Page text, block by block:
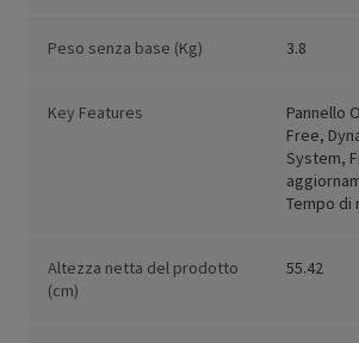
Peso senza base (Kg) 3.8
Key Features
Pannello
Free,
System,
Tempo di
Altezza netta del prodotto
(cm)
55.42